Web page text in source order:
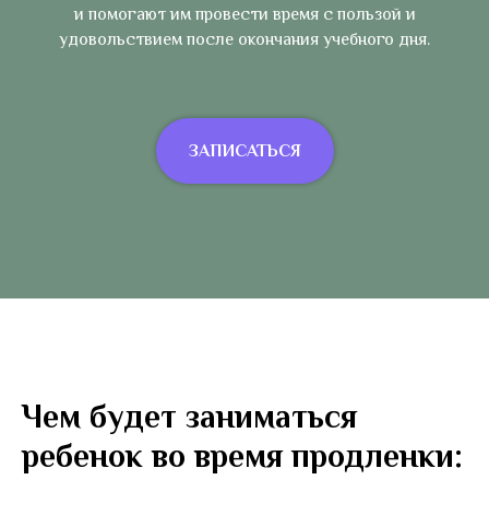
и помогают им провести время с пользой и
удовольствием после окончания учебного дня.
ЗАПИСАТЬСЯ
Чем будет заниматься
ребенок во время продленки: